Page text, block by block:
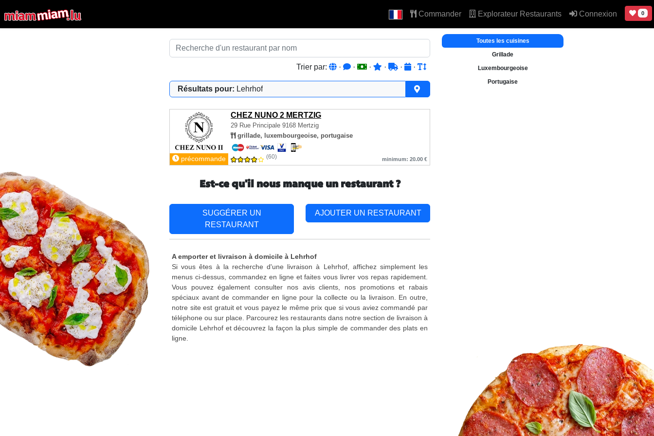
Commander Explorateur Restaurants Connexion 0
Trier par: · · · · · ·
Résultats pour: Lehrhof
CHEZ NUNO 2 MERTZIG
29 Rue Principale 9168 Mertzig
grillade, luxembourgeoise, portugaise
précommande (60) minimum: 20.00 €
Toutes les cuisines
Grillade
Luxembourgeoise
Portugaise
Est-ce qu'il nous manque un restaurant ?
SUGGÉRER UN
RESTAURANT
AJOUTER UN RESTAURANT
A emporter et livraison à domicile à Lehrhof
Si vous êtes à la recherche d'une livraison à Lehrhof, affichez simplement les
menus ci-dessus, commandez en ligne et faites vous livrer vos repas rapidement.
Vous pouvez également consulter nos avis clients, nos promotions et rabais
spéciaux avant de commander en ligne pour la collecte ou la livraison. En outre,
notre site est gratuit et vous payez le même prix que si vous aviez commandé par
téléphone ou sur place. Parcourez les restaurants dans notre section de livraison à
domicile Lehrhof et découvrez la façon la plus simple de commander des plats en
ligne.